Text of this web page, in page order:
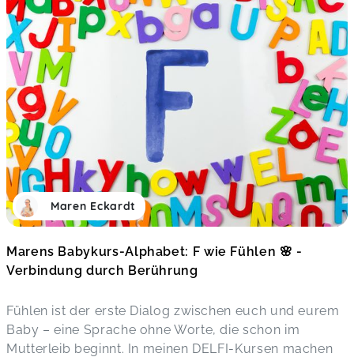
Maren Eckardt
Marens Babykurs-Alphabet: F wie Fühlen 🌸 -
Verbindung durch Berührung
Fühlen ist der erste Dialog zwischen euch und eurem
Baby – eine Sprache ohne Worte, die schon im
Mutterleib beginnt. In meinen DELFI-Kursen machen